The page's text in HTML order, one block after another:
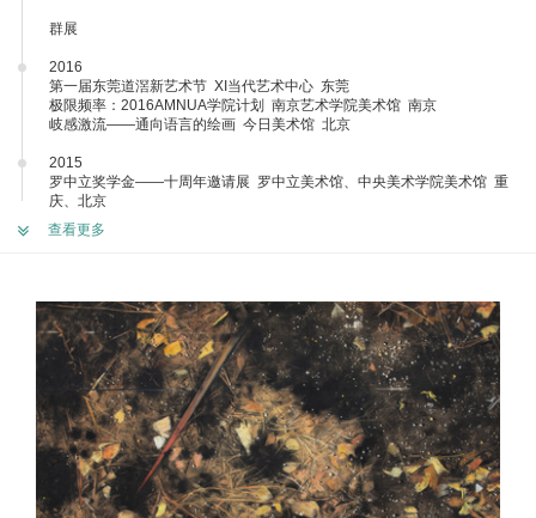
群展
2016
第一届东莞道滘新艺术节 XI当代艺术中心 东莞
极限频率：2016AMNUA学院计划 南京艺术学院美术馆 南京
岐感激流——通向语言的绘画 今日美术馆 北京
2015
罗中立奖学金——十周年邀请展 罗中立美术馆、中央美术学院美术馆 重
庆、北京
第三届南京国际美术展主题展单元 国际会展中心 南京
为大与细——四川美术学院青年教师邀请展 成都市美术馆、先锋当代艺术
目光所及——后金融危机时代的中国新绘画 泰勒基金会 巴黎 法国
2014
中国新锐绘画奖十周年邀请展 HI艺术中心 北京
社会风景——当代艺术专题研究展 国际文化艺术品交流中心 成都
旋构塔——中国青年艺术家推介展 时代美术馆 北京
常青藤计划——首届青年艺术家推介展 中间美术馆 北京
2013
城市幻象——第三届重庆青年美术双年展 国泰艺术中心 重庆
自我生成——来自四川美术学院油画系的实验与实践 苏州美术馆 苏州
查看更多